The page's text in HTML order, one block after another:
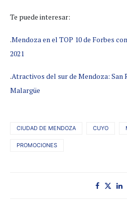
Te puede interesar:
.Mendoza en el TOP 10 de Forbes
2021
.Atractivos del sur de Mendoza: San
Malargüe
CIUDAD DE MENDOZA CUYO
PROMOCIONES